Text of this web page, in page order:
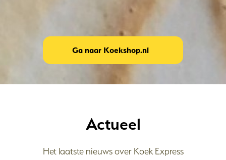
Ga naar Koekshop.nl
Actueel
Het laatste nieuws over Koek Express